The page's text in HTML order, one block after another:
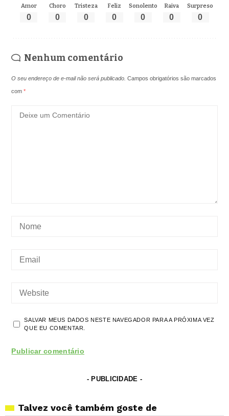
Amor
0
Choro
0
Tristeza
0
Feliz
0
Sonolento
0
Raiva
0
Surpreso
0
Nenhum comentário
O seu endereço de e-mail não será publicado. Campos obrigatórios são marcados
com*
SALVAR MEUS DADOS NESTE NAVEGADOR PARA A PRÓXIMA VEZ
QUE EU COMENTAR.
- PUBLICIDADE -
Talvez você também goste de